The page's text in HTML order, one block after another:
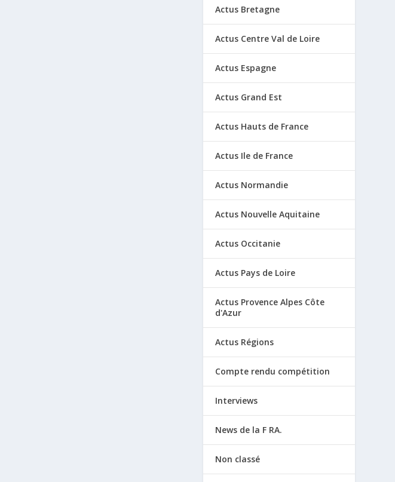
Actus Bretagne
Actus Centre Val de Loire
Actus Espagne
Actus Grand Est
Actus Hauts de France
Actus Ile de France
Actus Normandie
Actus Nouvelle Aquitaine
Actus Occitanie
Actus Pays de Loire
Actus Provence Alpes Côte
d'Azur
Actus Régions
Compte rendu compétition
Interviews
News de la F RA.
Non classé